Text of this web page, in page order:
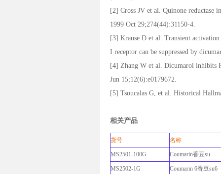
[2] Cross JV et al. Quinone reductase
1999 Oct 29;274(44):31150-4.
[3] Krause D et al. Transient
I receptor can be suppressed by
[4] Zhang W et al. Dicumarol inhibits
Jun 15;12(6):e0179672.
[5] Tsoucalas G, et al. Historical
相关产品
货号 名称
MS2501-100G Coumarin香豆su
MS2502-1G Coumarin 6香豆su6